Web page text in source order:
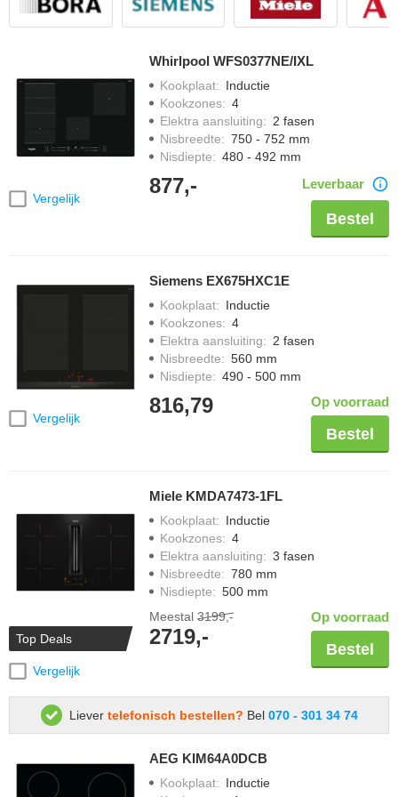
Vergelijk
Whirlpool WFS0377NE/IXL
Kookplaat: Inductie
Kookzones: 4
Elektra aansluiting: 2 fasen
Nisbreedte: 750 - 752 mm
Nisdiepte: 480 - 492 mm
877,- Leverbaar
Bestel
Vergelijk
Siemens EX675HXC1E
Kookplaat: Inductie
Kookzones: 4
Elektra aansluiting: 2 fasen
Nisbreedte: 560 mm
Nisdiepte: 490 - 500 mm
816,79 Op voorraad
Bestel
Top Deals
Vergelijk
Miele KMDA7473-1FL
Kookplaat: Inductie
Kookzones: 4
Elektra aansluiting: 3 fasen
Nisbreedte: 780 mm
Nisdiepte: 500 mm
Meestal 3199,-
2719,-
Op voorraad
Bestel
Liever telefonisch bestellen? Bel 070 - 301 34 74
AEG KIM64A0DCB
Kookplaat: Inductie